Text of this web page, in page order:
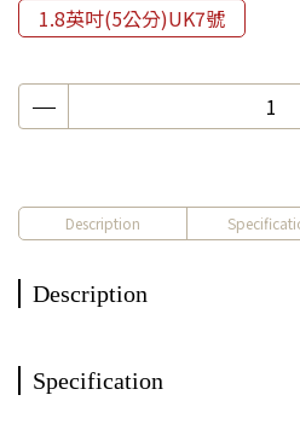
1.8英吋(5公分)UK7號
Description
Description
Specification